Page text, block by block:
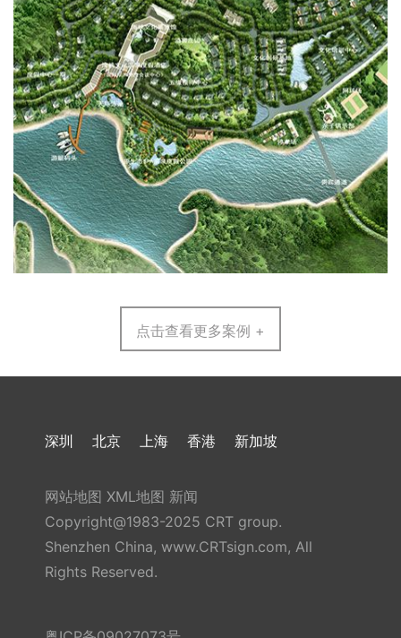
点击查看更多案例 +
深圳 北京 上海 香港 新加坡
网站地图 XML地图 新闻
Copyright@1983-2025 CRT group.
Shenzhen China, www.CRTsign.com, All
Rights Reserved.